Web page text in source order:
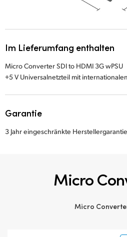
Im Lieferumfang enthalten
Micro Converter SDI to HDMI 3G wPSU
+5 V Universalnetzteil mit
Garantie
3 Jahr eingeschränkte Herstellergarantie
Micro
Micro